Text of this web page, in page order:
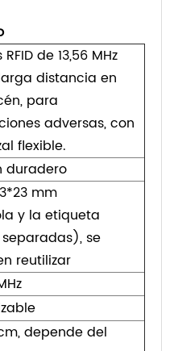
de 13,56 MHz
distancia en
para
adversas, con
flexible.
duradero
mm
y la etiqueta
se
reutilizar
depende del